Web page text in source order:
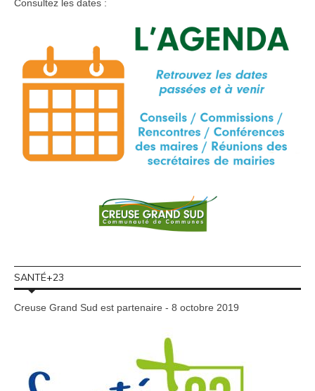
Consultez les dates :
SANTÉ+23
Creuse Grand Sud est partenaire - 8 octobre 2019